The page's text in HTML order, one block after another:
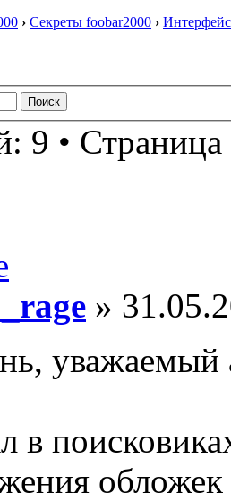
› Секреты foobar2000 ›
9 • Страница
»
уважаемый
в